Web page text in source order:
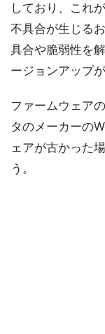
しており、これ
不具合が生じる
具合や脆弱性を
ージョンアップ
ファームウェア
タのメーカーの
ェアが古かった
う。